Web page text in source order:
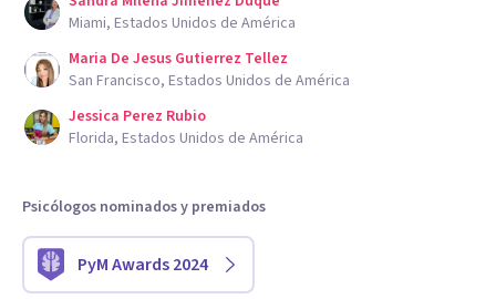
Miami, Estados Unidos de América
Maria De Jesus Gutierrez Tellez
San Francisco, Estados Unidos de América
Jessica Perez Rubio
Florida, Estados Unidos de América
Psicólogos nominados y premiados
PyM Awards 2024